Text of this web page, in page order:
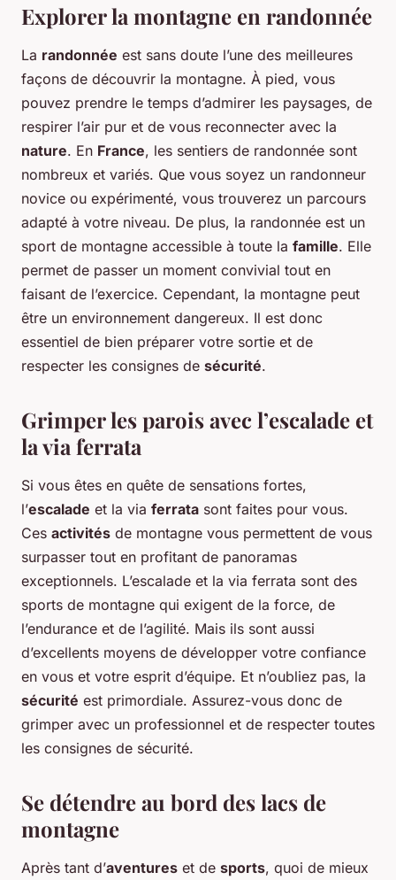
Explorer la montagne en randonnée
La randonnée est sans doute l’une des meilleures
façons de découvrir la montagne. À pied, vous
pouvez prendre le temps d’admirer les paysages, de
respirer l’air pur et de vous reconnecter avec la
nature. En France, les sentiers de randonnée sont
nombreux et variés. Que vous soyez un randonneur
novice ou expérimenté, vous trouverez un parcours
adapté à votre niveau. De plus, la randonnée est un
sport de montagne accessible à toute la famille. Elle
permet de passer un moment convivial tout en
faisant de l’exercice. Cependant, la montagne peut
être un environnement dangereux. Il est donc
essentiel de bien préparer votre sortie et de
respecter les consignes de sécurité.
Grimper les parois avec l’escalade et
la via ferrata
Si vous êtes en quête de sensations fortes,
l’escalade et la via ferrata sont faites pour vous.
Ces activités de montagne vous permettent de vous
surpasser tout en profitant de panoramas
exceptionnels. L’escalade et la via ferrata sont des
sports de montagne qui exigent de la force, de
l’endurance et de l’agilité. Mais ils sont aussi
d’excellents moyens de développer votre confiance
en vous et votre esprit d’équipe. Et n’oubliez pas, la
sécurité est primordiale. Assurez-vous donc de
grimper avec un professionnel et de respecter toutes
les consignes de sécurité.
Se détendre au bord des lacs de
montagne
Après tant d’aventures et de sports, quoi de mieux